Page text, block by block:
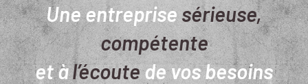
Une entreprisesérieuse,
compétente
et àl’écoutede vos besoins